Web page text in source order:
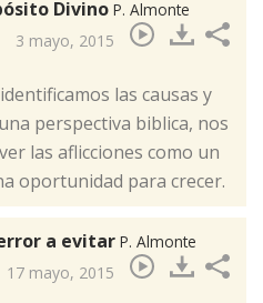
Divino P. Almonte
3 mayo, 2015
las causas y
perspectiva biblica, nos
las aflicciones como un
oportunidad para crecer.
a evitar P. Almonte
17 mayo, 2015